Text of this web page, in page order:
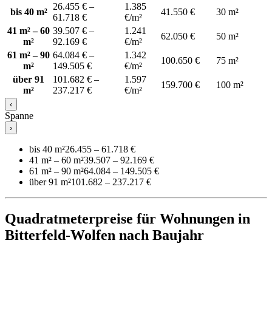
bis 40 m²
26.455 € –
61.718 €
1.385
€/m²
41.550 €
30 m²
41 m² – 60
m²
39.507 € –
92.169 €
1.241
€/m²
62.050 €
50 m²
61 m² – 90
m²
64.084 € –
149.505 €
1.342
€/m²
100.650 €
75 m²
über 91
m²
101.682 € –
237.217 €
1.597
€/m²
159.700 € 100 m²
‹
Spanne
›
bis 40 m²26.455 – 61.718 €
41 m² – 60 m²39.507 – 92.169 €
61 m² – 90 m²64.084 – 149.505 €
über 91 m²101.682 – 237.217 €
Quadratmeterpreise für Wohnungen in
Bitterfeld-Wolfen nach Baujahr